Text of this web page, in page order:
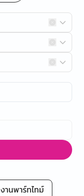
งานพาร์ทไทม์